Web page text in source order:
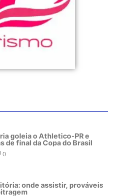
goleia o Athletico-PR e
de final da Copa do Brasil
0
onde assistir, prováveis